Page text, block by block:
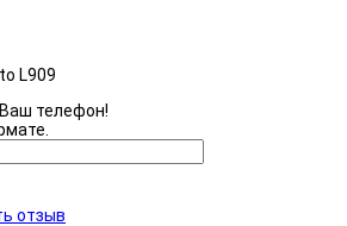
телефон!
отзыв